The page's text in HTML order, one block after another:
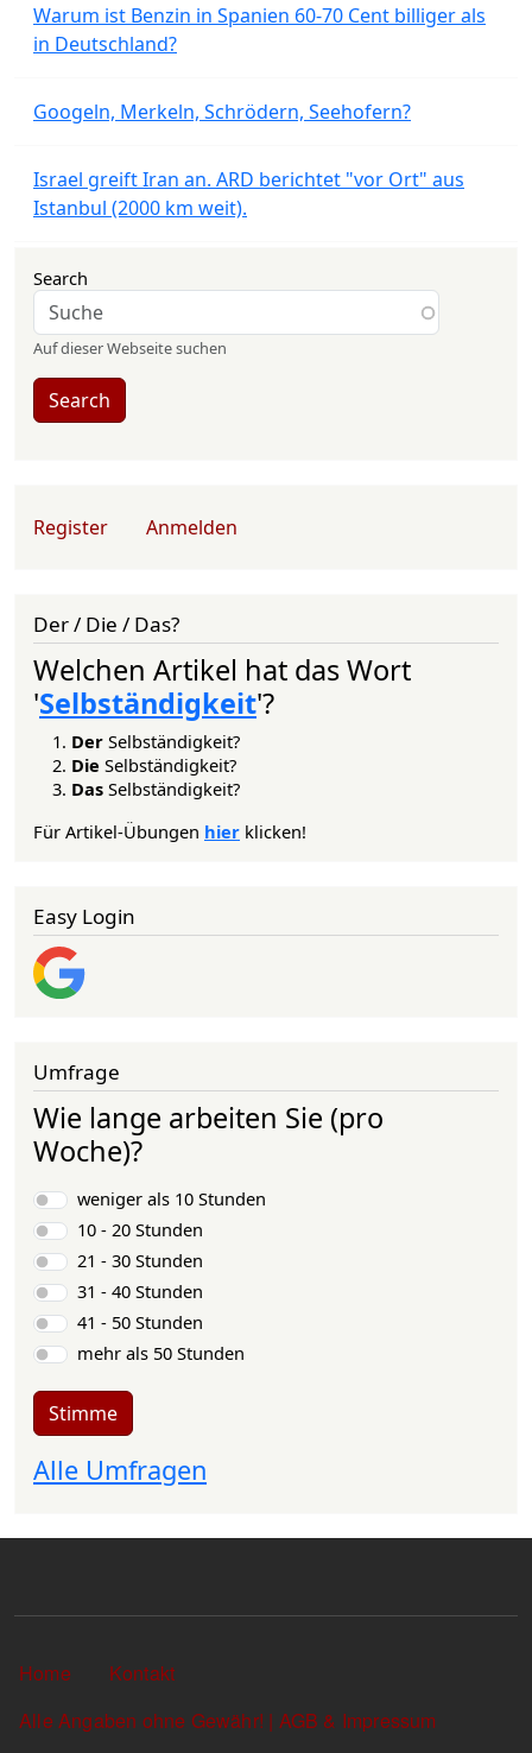
Warum ist Benzin in Spanien 60-70 Cent billiger als
in Deutschland?
Googeln, Merkeln, Schrödern, Seehofern?
Israel greift Iran an. ARD berichtet "vor Ort" aus
Istanbul (2000 km weit).
Search
Auf dieser Webseite suchen
Search
User account menu
Register Anmelden
Der / Die / Das?
Welchen Artikel hat das Wort
'Selbständigkeit'?
Der Selbständigkeit?
Die Selbständigkeit?
Das Selbständigkeit?
Für Artikel-Übungen hier klicken!
Easy Login
Umfrage
Wie lange arbeiten Sie (pro
Woche)?
Auswahlmöglichkeiten
weniger als 10 Stunden
10 - 20 Stunden
21 - 30 Stunden
31 - 40 Stunden
41 - 50 Stunden
mehr als 50 Stunden
Stimme
Alle Umfragen
Sekundärlinks
Home
Kontakt
Alle Angaben ohne Gewähr! | AGB & Impressum